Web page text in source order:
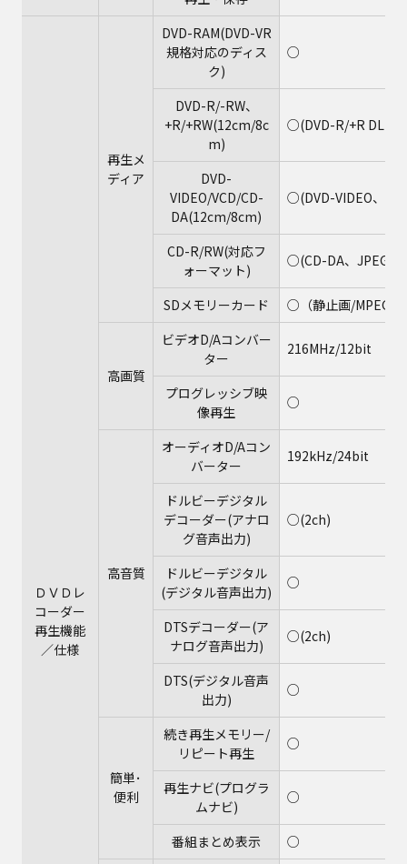
ＤＶＤレ
コーダー
再生機能
／仕様
再生メ
ディア
DVD-RAM(DVD-VR
規格対応のディス
ク)
○
DVD-R/-RW、
+R/+RW(12cm/8c
m)
○(DVD-R/+R DLを
DVD-
VIDEO/VCD/CD-
DA(12cm/8cm)
○(DVD-VIDEO、
CD-R/RW(対応フ
ォーマット)
○(CD-DA、JPEG)
SDメモリーカード ○（静止画/MPEG2
高画質
ビデオD/Aコンバー
ター
216MHz/12bit
プログレッシブ映
像再生
○
高音質
オーディオD/Aコン
バーター
192kHz/24bit
ドルビーデジタル
デコーダー(アナロ
グ音声出力)
○(2ch)
ドルビーデジタル
(デジタル音声出力)
○
DTSデコーダー(ア
ナログ音声出力)
○(2ch)
DTS(デジタル音声
出力)
○
簡単･
便利
続き再生メモリー/
リピート再生
○
再生ナビ(プログラ
ムナビ)
○
番組まとめ表示 ○